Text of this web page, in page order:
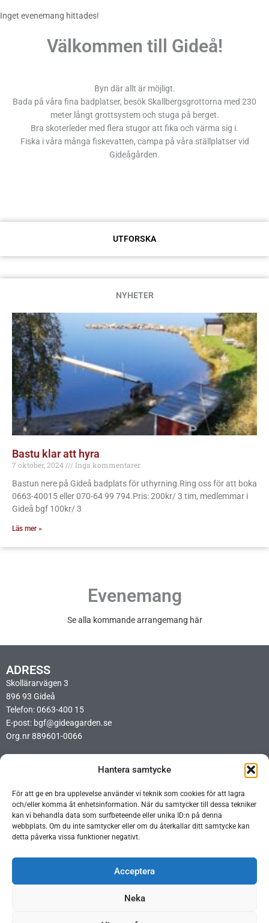
Hantera samtycke
För att ge en bra upplevelse använder vi teknik som cookies för att lagra
och/eller komma åt enhetsinformation. När du samtycker till dessa tekniker
kan vi behandla data som surfbeteende eller unika ID:n på denna
webbplats. Om du inte samtycker eller om du återkallar ditt samtycke kan
detta påverka vissa funktioner negativt.
Acceptera
Neka
Inget evenemang hittades!
Välkommen till Gideå!
Byn där allt är möjligt.
Bada på våra fina badplatser, besök Skallbergsgrottorna med 230
meter långt grottsystem och stuga på berget.
Bra skoterleder med flera stugor att fika och värma sig i.
Fiska i våra många fiskevatten, campa på våra ställplatser vid
Gideågården.
UTFORSKA
NYHETER
Bastu klar att hyra
7 oktober, 2024
Inga kommentarer
Bastun nere på Gideå badplats för uthyrning.Ring oss för att boka
0663-40015 eller 070-64 99 794.Pris: 200kr/ 3 tim, medlemmar i
Gideå bgf 100kr/ 3
Läs mer »
Evenemang
Se alla kommande arrangemang här
ADRESS
Skollärarvägen 3
896 93 Gideå
Telefon: 0663-400 15
E-post: bgf@gideagarden.se
Org.nr 889601-0066
Cookiepolicy
Ideellt arbetsschema BIO
Ideellt arbetsschema Opera